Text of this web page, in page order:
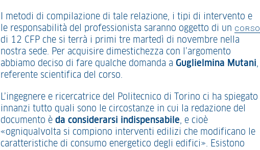
I metodi di compilazione di tale relazione, i tipi di intervento e
le responsabilità del professionista saranno oggetto di un CORSO
di 12 CFP che si terrà i primi tre martedì di novembre nella
nostra sede. Per acquisire dimestichezza con l’argomento
abbiamo deciso di fare qualche domanda a Guglielmina Mutani,
referente scientifica del corso.
L’ingegnere e ricercatrice del Politecnico di Torino ci ha spiegato
innanzi tutto quali sono le circostanze in cui la redazione del
documento è da considerarsi indispensabile, e cioè
«ogniqualvolta si compiono interventi edilizi che modificano le
caratteristiche di consumo energetico degli edifici». Esistono